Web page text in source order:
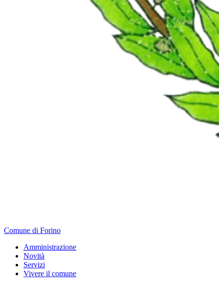
Comune di Forino
Amministrazione
Novità
Servizi
Vivere il comune